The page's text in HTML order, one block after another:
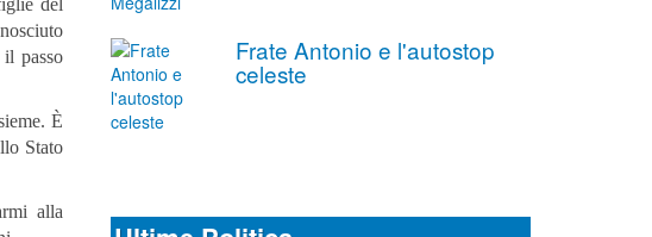
passo
È
Stato
alla
Frate Antonio e l'autostop
celeste